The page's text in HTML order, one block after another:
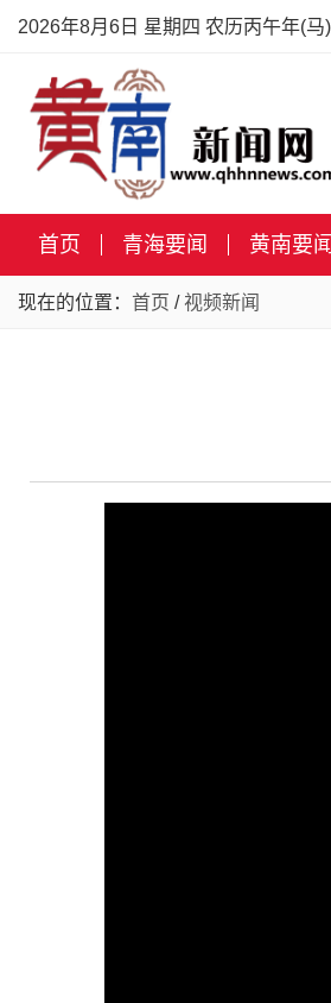
2026年8月6日 星期四 农历丙午年(马
首页 青海要闻 黄南要闻
现在的位置： 首页 / 视频新闻